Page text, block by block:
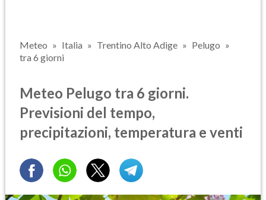
Meteo Italia Trentino Alto Adige
Pelugo
tra 6 giorni
Meteo Pelugo tra 6 giorni.
Previsioni del tempo,
precipitazioni, temperatura e venti